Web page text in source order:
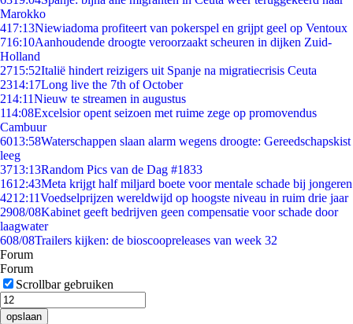
Marokko
417:13Niewiadoma profiteert van pokerspel en grijpt geel op Ventoux
716:10Aanhoudende droogte veroorzaakt scheuren in dijken Zuid-
Holland
2715:52Italië hindert reizigers uit Spanje na migratiecrisis Ceuta
2314:17Long live the 7th of October
214:11Nieuw te streamen in augustus
114:08Excelsior opent seizoen met ruime zege op promovendus
Cambuur
6013:58Waterschappen slaan alarm wegens droogte: Gereedschapskist
leeg
3713:13Random Pics van de Dag #1833
1612:43Meta krijgt half miljard boete voor mentale schade bij jongeren
4212:11Voedselprijzen wereldwijd op hoogste niveau in ruim drie jaar
2908/08Kabinet geeft bedrijven geen compensatie voor schade door
laagwater
608/08Trailers kijken: de bioscoopreleases van week 32
Forum
Forum
Scrollbar gebruiken
opslaan